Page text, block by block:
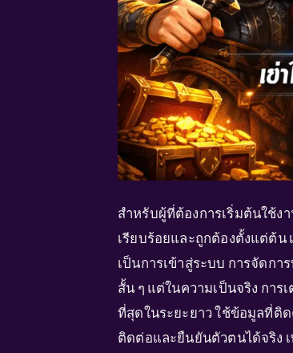
สำหรับผู้ที่ต้องการเริ่มต้นใช้ง
เรียบร้อยและถูกต้องตั้งแต่ต้น
เป็นการเข้าสู่ระบบ การจัดก
สั้น ๆ แต่ในความเป็นจริง กา
ที่สุดในระยะยาว ใช้ข้อมูลที่ติ
ติดต่อและยืนยันตัวตนได้จริง